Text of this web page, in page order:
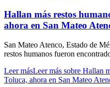
Hallan más restos
ahora en San Mateo
San Mateo Atenco, Estado de
restos humanos fueron
Leer másLeer más sobre Hallan
Toluca, ahora en San Mateo